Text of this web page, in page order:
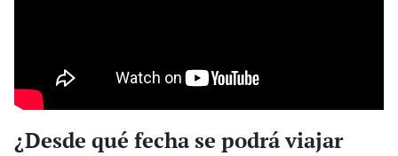
¿Desde qué fecha se podrá viajar